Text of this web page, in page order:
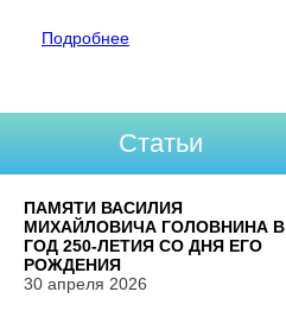
Подробнее
Статьи
ПАМЯТИ ВАСИЛИЯ
МИХАЙЛОВИЧА ГОЛОВНИНА В
ГОД 250-ЛЕТИЯ СО ДНЯ ЕГО
РОЖДЕНИЯ
30 апреля 2026